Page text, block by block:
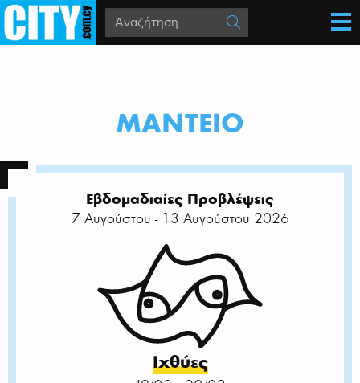
MΑΝΤΕΙΟ
Εβδομαδιαίες Προβλέψεις
7 Αυγούστου - 13 Αυγούστου 2026
Ιχθύες